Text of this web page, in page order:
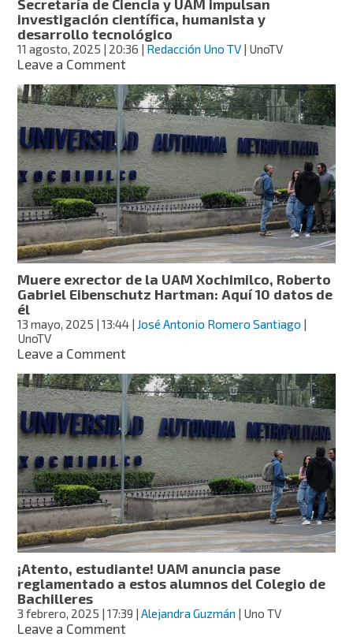
Secretaría de Ciencia y UAM impulsan
investigación científica, humanista y
desarrollo tecnológico
11 agosto, 2025 | 20:36 Redacción Uno TV | UnoTV
Leave a Commenton
de
Ciencia
y
UAM
impulsan
investigación
científica,
humanista
y
desarrollo
tecnológico
Muere exrector de la UAM Xochimilco, Roberto
Gabriel Eibenschutz Hartman: Aquí 10 datos de
él
13 mayo, 2025 | 13:44 | José Antonio Romero Santiago |
UnoTV
Leave a Commenton
exrector
de
la
UAM
Xochimilco,
Roberto
Gabriel
Eibenschutz
Hartman:
Aquí
10
datos
de
él
¡Atento, estudiante! UAM anuncia pase
reglamentado a estos alumnos del Colegio de
Bachilleres
3 febrero, 2025 | 17:39 |Alejandra Guzmán | Uno TV
Leave a Commenton